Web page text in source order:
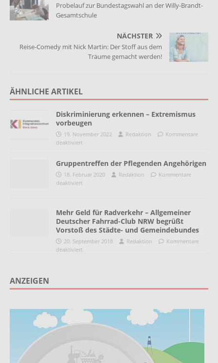
Probelauf zur Bundestagswahl an der Willy-Brandt-
Gesamtschule
NÄCHSTER
Reise-Comedy mit Nick Martin: Der Stoff aus dem
Träume gemacht werden!
ÄHNLICHE ARTIKEL
Diskriminierung erkennen – Extremismus
vorbeugen
19. November 2022 Redaktion
Kommentare
deaktiviert
Gruppentreffen der Pflegenden Angehörigen
18. Februar 2020 Redaktion
Kommentare
deaktiviert
Mehr Geld für Radverkehr – Allgemeiner
Deutscher Fahrrad-Club NRW begrüßt
Vorstoß des Städte- und Gemeindebundes
20. September 2018 Redaktion
Kommentare
deaktiviert
ANZEIGEN